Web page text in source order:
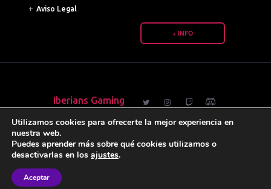
Utilizamos cookies para ofrecerte la mejor experiencia en
nuestra web.
Puedes aprender más sobre qué cookies utilizamos o
desactivarlas en los ajustes.
Aceptar
+ Aviso Legal
+ INFO
Iberians Gaming
@ Iberians Gaming 2024. Todos los derechos reservados.